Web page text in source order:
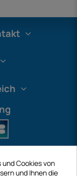
Cookies von
und Ihnen die